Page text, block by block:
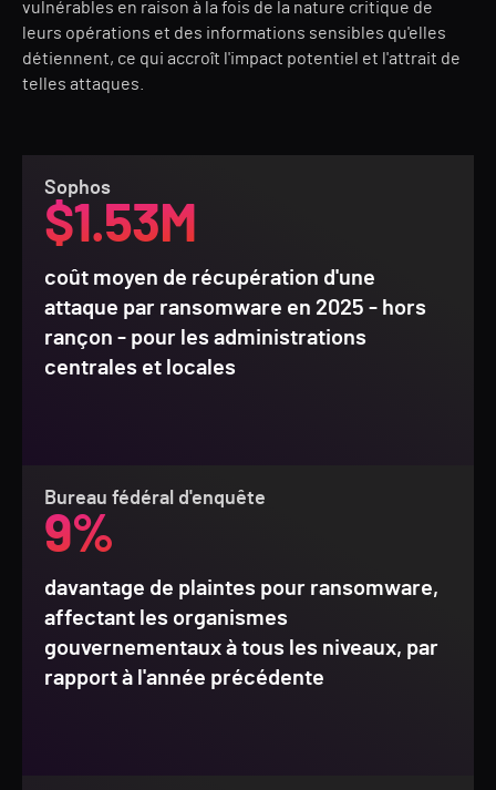
vulnérables en raison à la fois de la nature critique de
leurs opérations et des informations sensibles qu'elles
détiennent, ce qui accroît l'impact potentiel et l'attrait de
telles attaques.
Sophos
$1.53M
coût moyen de récupération d'une
attaque par ransomware en 2025 - hors
rançon - pour les administrations
centrales et locales
Bureau fédéral d'enquête
9%
davantage de plaintes pour ransomware,
affectant les organismes
gouvernementaux à tous les niveaux, par
rapport à l'année précédente